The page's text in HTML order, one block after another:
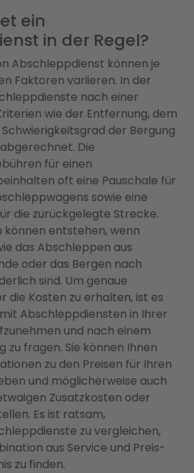
ein
in der Regel?
Abschleppdienst können je
Faktoren variieren. In der
nach einer
wie der Entfernung, dem
der Bergung
Die
für einen
oft eine Pauschale für
sowie eine
die zurückgelegte Strecke.
können entstehen, wenn
das Abschleppen aus
oder das Bergen nach
sind. Um genaue
die Kosten zu erhalten, ist es
Abschleppdiensten in Ihrer
und nach einem
zu fragen. Sie können Ihnen
zu den Preisen für Ihren
und möglicherweise auch
Zusatzkosten oder
Es ist ratsam,
zu vergleichen,
aus Service und Preis-
zu finden.